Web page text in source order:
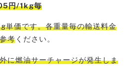
円/1kg毎
単価です。各重量毎の輸送料金
考 ください。
に燃油サーチャージが発生しま